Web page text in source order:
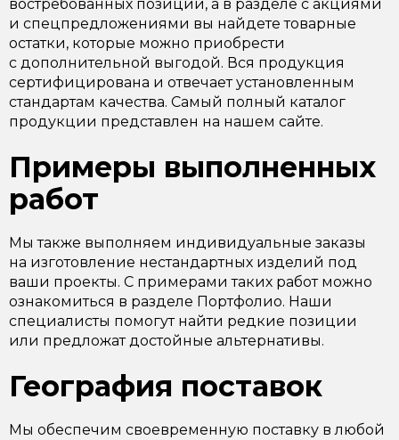
востребованных позиций, а в разделе с акциями
и спецпредложениями вы найдете товарные
остатки, которые можно приобрести
с дополнительной выгодой. Вся продукция
сертифицирована и отвечает установленным
стандартам качества. Самый полный каталог
продукции представлен на нашем сайте.
Примеры выполненных
работ
Мы также выполняем индивидуальные заказы
на изготовление нестандартных изделий под
ваши проекты. С примерами таких работ можно
ознакомиться в разделе Портфолио. Наши
специалисты помогут найти редкие позиции
или предложат достойные альтернативы.
География поставок
Мы обеспечим своевременную поставку в любой